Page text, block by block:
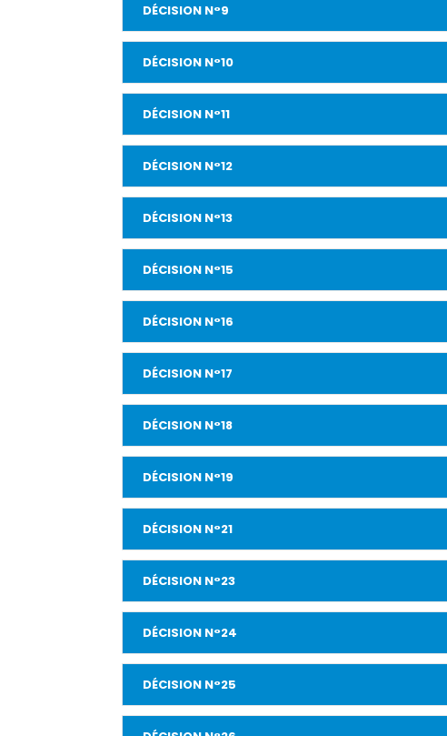
DÉCISION N°9
DÉCISION N°10
DÉCISION N°11
DÉCISION N°12
DÉCISION N°13
DÉCISION N°15
DÉCISION N°16
DÉCISION N°17
DÉCISION N°18
DÉCISION N°19
DÉCISION N°21
DÉCISION N°23
DÉCISION N°24
DÉCISION N°25